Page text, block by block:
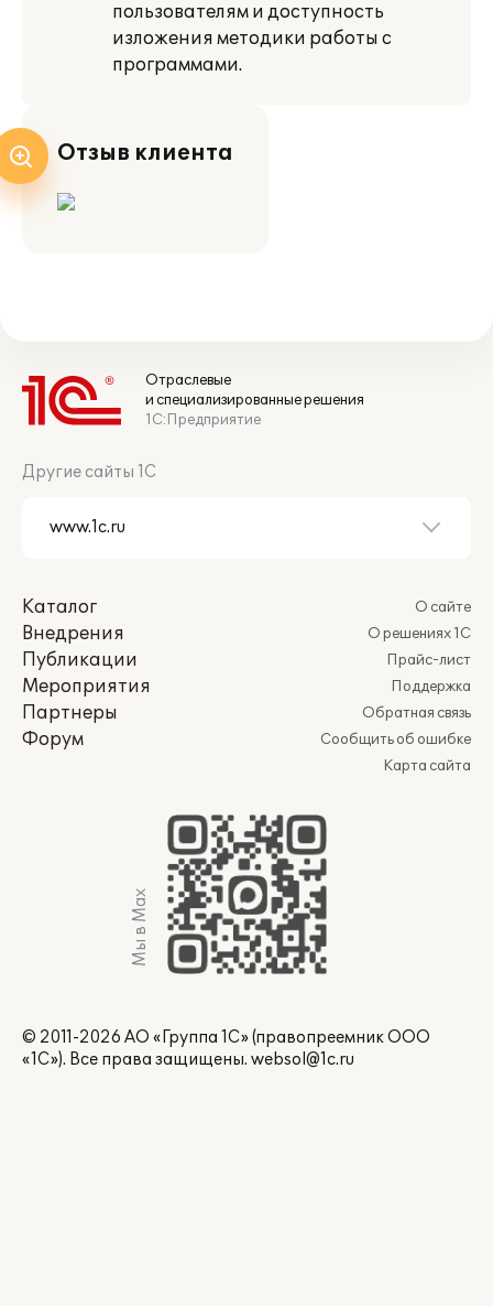
пользователям и доступность
изложения методики работы с
программами.
Отзыв клиента
Отраслевые
и специализированные решения
1С:Предприятие
Другие сайты 1С
Каталог
Внедрения
Публикации
Мероприятия
Партнеры
Форум
О сайте
О решениях 1С
Прайс-лист
Поддержка
Обратная связь
Сообщить об ошибке
Карта сайта
Мы в Max
© 2011-2026 АО «Группа 1С» (правопреемник ООО
«1С»). Все права защищены. websol@1c.ru